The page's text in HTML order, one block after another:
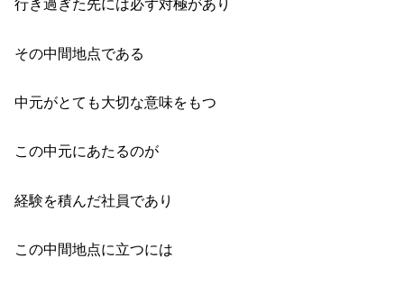
行き過ぎた先には必ず対極があり
その中間地点である
中元がとても大切な意味をもつ
この中元にあたるのが
経験を積んだ社員であり
この中間地点に立つには